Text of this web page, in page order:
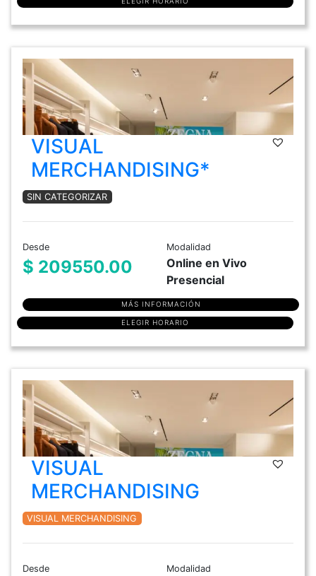
VISUAL
MERCHANDISING*
SIN CATEGORIZAR
Desde
$ 209550.00
Modalidad
Online en Vivo
Presencial
MÁS INFORMACIÓN
ELEGIR HORARIO
VISUAL
MERCHANDISING
VISUAL MERCHANDISING
Desde Modalidad